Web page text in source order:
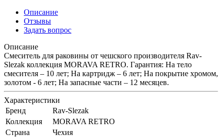
Описание
Отзывы
Задать вопрос
Описание
Смеситель для раковины от чешского производителя Rav-
Slezak коллекция MORAVA RETRO. Гарантия: На тело
смесителя – 10 лет; На картридж – 6 лет; На покрытие хромом,
золотом - 6 лет; На запасные части – 12 месяцев.
Характеристики
Бренд
Rav-Slezak
Коллекция
MORAVA RETRO
Страна
Чехия